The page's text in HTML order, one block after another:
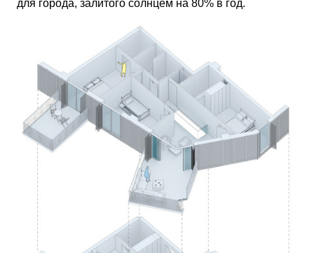
для города, залитого солнцем на 80% в год.